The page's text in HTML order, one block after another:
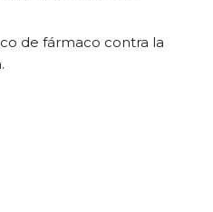
de fármaco contra la